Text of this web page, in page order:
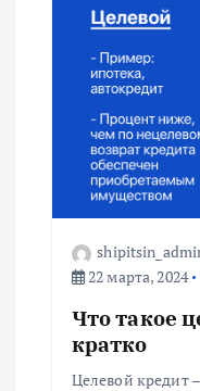
22 марта, 2024
Что такое
кратко
Целевой кредит